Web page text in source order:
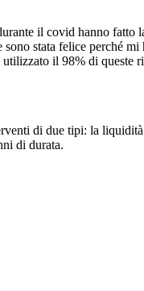
il covid hanno fatto
stata felice perché
il 98% di queste
di due tipi: la
di durata.